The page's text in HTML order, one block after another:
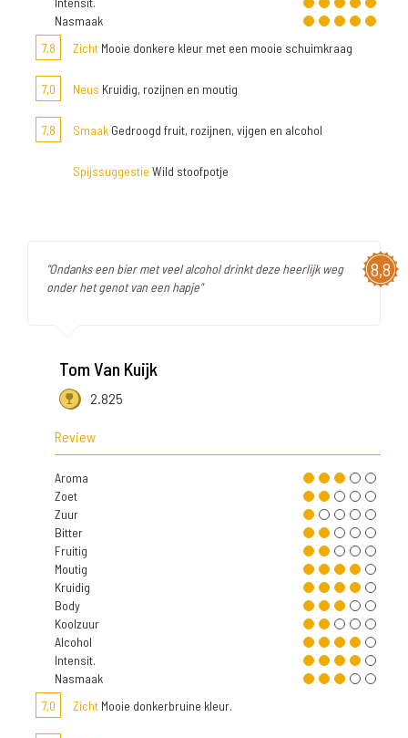
Nasmaak
7,8
Zicht Mooie donkere kleur met een mooie schuimkraag
7,0 Neus Kruidig, rozijnen en moutig
7,8 Smaak Gedroogd fruit, rozijnen, vijgen en alcohol
Spijssuggestie Wild stoofpotje
8,8
"Ondanks een bier met veel alcohol drinkt deze heerlijk weg
onder het genot van een hapje"
Tom Van Kuijk
2.825
Review
Aroma
Zoet
Zuur
Bitter
Fruitig
Moutig
Kruidig
Body
Koolzuur
Alcohol
Intensit.
Nasmaak
7,0
Zicht Mooie donkerbruine kleur.